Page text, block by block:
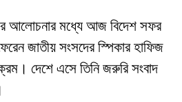
আলোচনার মধ্যে আজ বিদেশ সফর
জাতীয় সংসদের স্পিকার হাফিজ
দেশে এসে তিনি জরুরি সংবাদ